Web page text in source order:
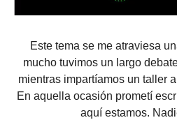
Este tema se me atraviesa
mucho tuvimos un largo
mientras impartíamos un taller
En aquella ocasión prometí
aquí estamos.